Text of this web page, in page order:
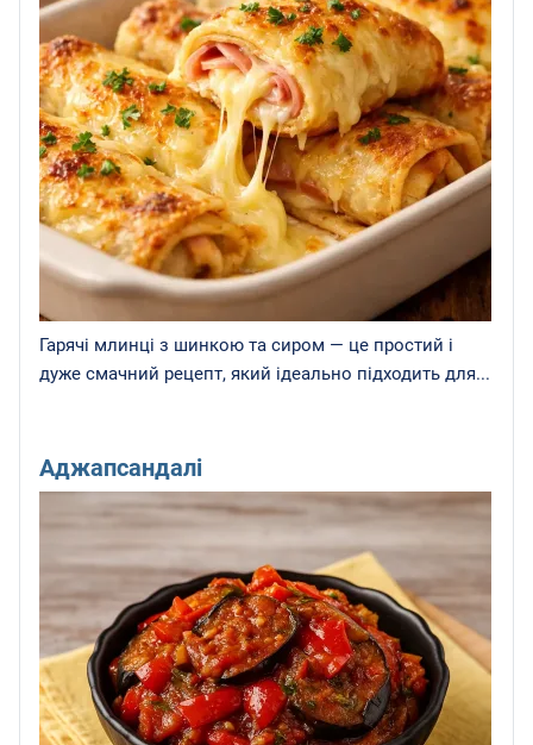
Гарячі млинці з шинкою та сиром — це простий і
дуже смачний рецепт, який ідеально підходить для...
Аджапсандалі